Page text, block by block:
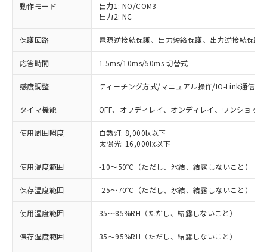
動作モード
出力1: NO/COM3
出力2: NC
保護回路 電源逆接続保護、出力短絡保護、出力逆接続保護
応答時間 1.5ms/10ms/50ms 切替式
感度調整 ティーチング方式/マニュアル操作/IO-Link通信で
タイマ機能 OFF、オフディレイ、オンディレイ、ワンショット
使用周囲照度
白熱灯: 8,000lx以下
太陽光: 16,000lx以下
使用温度範囲 -10～50℃（ただし、氷結、結露しないこと）
保存温度範囲 -25～70℃（ただし、氷結、結露しないこと）
使用湿度範囲 35～85%RH（ただし、結露しないこと）
保存湿度範囲 35～95%RH（ただし、結露しないこと）
ご利用条件
以下の条件をお読みいただき、同意のうえ
ご利用ください。
本サービスは、当社制御機器事業取扱
商品の当社在庫状況および標準価格
(税抜)を提供させていただくもので
当社制御機器事業取扱商品の中には、
本サービスの対象外となる商品もある
ことをご了承ください。
※1 対応状況
非含有に対応した製品が提供可能な商品で
対応予定：EU RoHS指令（10物質）の非含
有に対応した製品に切り替える予定のある
商品です。
対応予定なし：EU RoHS指令（10物質）の
非含有に非対応の商品で、対応品を出す予
定はありません。
非含有の対応状況を調査中または確認中の
商品です。
害物質有無と関係のない商品です。
仕入先様の事情により、非含有部品として
いたものが、含有品と判明した場合などや
むを得ず変更することがあります。
※1 中国RoHS○×表
「○」：最大均質材料含有率が中国RoHSの
基準値以下であることを示します。
基準値を超えていることを示します。
「－」：未確認です。当社販売部門へお問
当社は、これら貴社製品のうち、外国